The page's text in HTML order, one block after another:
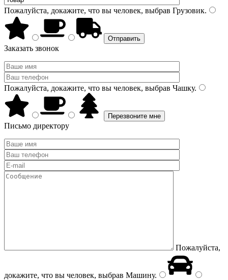
Пожалуйста, докажите, что вы человек, выбрав Грузовик.
Заказать звонок
Пожалуйста, докажите, что вы человек, выбрав Чашку.
Письмо директору
Пожалуйста,
докажите, что вы человек, выбрав Машину.